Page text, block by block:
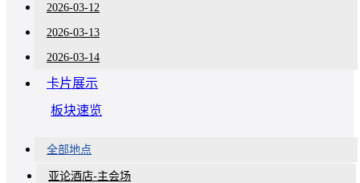
2026-03-12
2026-03-13
2026-03-14
卡片展示
板块速览
全部地点
亚论酒店-主会场